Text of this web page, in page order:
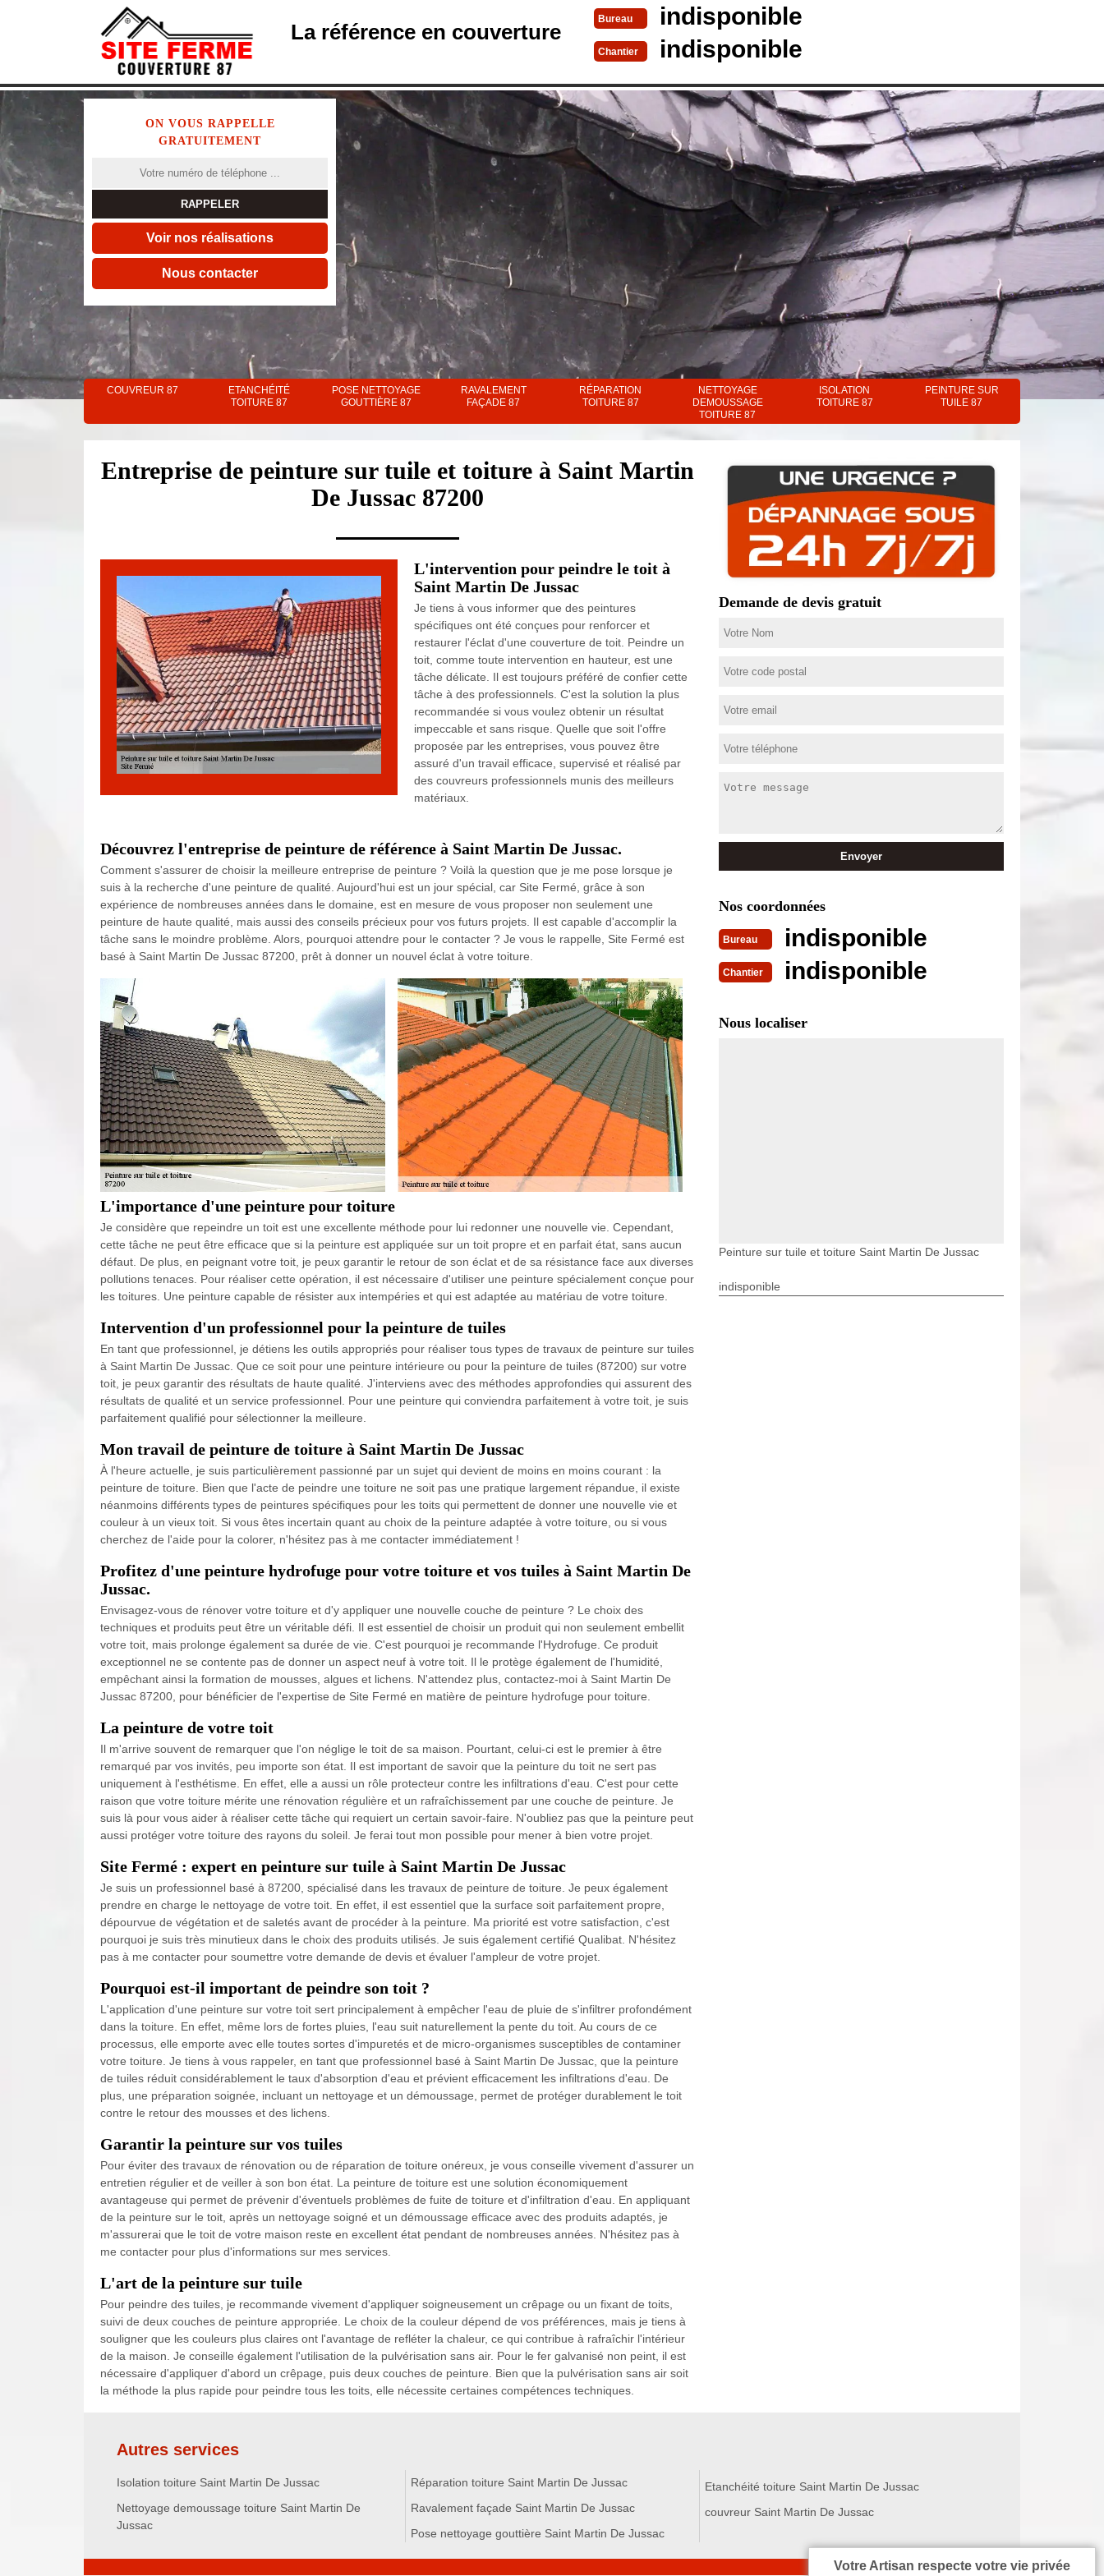
La référence en couverture
Bureau indisponible
Chantier indisponible
ON VOUS RAPPELLE
GRATUITEMENT
Voir nos réalisations
Nous contacter
COUVREUR 87
ETANCHÉITÉ
TOITURE 87
POSE NETTOYAGE
GOUTTIÈRE 87
RAVALEMENT
FAÇADE 87
RÉPARATION
TOITURE 87
NETTOYAGE
DEMOUSSAGE
TOITURE 87
ISOLATION
TOITURE 87
PEINTURE SUR
TUILE 87
Entreprise de peinture sur tuile et toiture à Saint Martin
De Jussac 87200
L'intervention pour peindre le toit à
Saint Martin De Jussac
Je tiens à vous informer que des peintures
spécifiques ont été conçues pour renforcer et
restaurer l'éclat d'une couverture de toit. Peindre un
toit, comme toute intervention en hauteur, est une
tâche délicate. Il est toujours préféré de confier cette
tâche à des professionnels. C'est la solution la plus
recommandée si vous voulez obtenir un résultat
impeccable et sans risque. Quelle que soit l'offre
proposée par les entreprises, vous pouvez être
assuré d'un travail efficace, supervisé et réalisé par
des couvreurs professionnels munis des meilleurs
matériaux.
Découvrez l'entreprise de peinture de référence à Saint Martin De Jussac.
Comment s'assurer de choisir la meilleure entreprise de peinture ? Voilà la question que je me pose lorsque je
suis à la recherche d'une peinture de qualité. Aujourd'hui est un jour spécial, car Site Fermé, grâce à son
expérience de nombreuses années dans le domaine, est en mesure de vous proposer non seulement une
peinture de haute qualité, mais aussi des conseils précieux pour vos futurs projets. Il est capable d'accomplir la
tâche sans le moindre problème. Alors, pourquoi attendre pour le contacter ? Je vous le rappelle, Site Fermé est
basé à Saint Martin De Jussac 87200, prêt à donner un nouvel éclat à votre toiture.
L'importance d'une peinture pour toiture
Je considère que repeindre un toit est une excellente méthode pour lui redonner une nouvelle vie. Cependant,
cette tâche ne peut être efficace que si la peinture est appliquée sur un toit propre et en parfait état, sans aucun
défaut. De plus, en peignant votre toit, je peux garantir le retour de son éclat et de sa résistance face aux diverses
pollutions tenaces. Pour réaliser cette opération, il est nécessaire d'utiliser une peinture spécialement conçue pour
les toitures. Une peinture capable de résister aux intempéries et qui est adaptée au matériau de votre toiture.
Intervention d'un professionnel pour la peinture de tuiles
En tant que professionnel, je détiens les outils appropriés pour réaliser tous types de travaux de peinture sur tuiles
à Saint Martin De Jussac. Que ce soit pour une peinture intérieure ou pour la peinture de tuiles (87200) sur votre
toit, je peux garantir des résultats de haute qualité. J'interviens avec des méthodes approfondies qui assurent des
résultats de qualité et un service professionnel. Pour une peinture qui conviendra parfaitement à votre toit, je suis
parfaitement qualifié pour sélectionner la meilleure.
Mon travail de peinture de toiture à Saint Martin De Jussac
À l'heure actuelle, je suis particulièrement passionné par un sujet qui devient de moins en moins courant : la
peinture de toiture. Bien que l'acte de peindre une toiture ne soit pas une pratique largement répandue, il existe
néanmoins différents types de peintures spécifiques pour les toits qui permettent de donner une nouvelle vie et
couleur à un vieux toit. Si vous êtes incertain quant au choix de la peinture adaptée à votre toiture, ou si vous
cherchez de l'aide pour la colorer, n'hésitez pas à me contacter immédiatement !
Profitez d'une peinture hydrofuge pour votre toiture et vos tuiles à Saint Martin De
Jussac.
Envisagez-vous de rénover votre toiture et d'y appliquer une nouvelle couche de peinture ? Le choix des
techniques et produits peut être un véritable défi. Il est essentiel de choisir un produit qui non seulement embellit
votre toit, mais prolonge également sa durée de vie. C'est pourquoi je recommande l'Hydrofuge. Ce produit
exceptionnel ne se contente pas de donner un aspect neuf à votre toit. Il le protège également de l'humidité,
empêchant ainsi la formation de mousses, algues et lichens. N'attendez plus, contactez-moi à Saint Martin De
Jussac 87200, pour bénéficier de l'expertise de Site Fermé en matière de peinture hydrofuge pour toiture.
La peinture de votre toit
Il m'arrive souvent de remarquer que l'on néglige le toit de sa maison. Pourtant, celui-ci est le premier à être
remarqué par vos invités, peu importe son état. Il est important de savoir que la peinture du toit ne sert pas
uniquement à l'esthétisme. En effet, elle a aussi un rôle protecteur contre les infiltrations d'eau. C'est pour cette
raison que votre toiture mérite une rénovation régulière et un rafraîchissement par une couche de peinture. Je
suis là pour vous aider à réaliser cette tâche qui requiert un certain savoir-faire. N'oubliez pas que la peinture peut
aussi protéger votre toiture des rayons du soleil. Je ferai tout mon possible pour mener à bien votre projet.
Site Fermé : expert en peinture sur tuile à Saint Martin De Jussac
Je suis un professionnel basé à 87200, spécialisé dans les travaux de peinture de toiture. Je peux également
prendre en charge le nettoyage de votre toit. En effet, il est essentiel que la surface soit parfaitement propre,
dépourvue de végétation et de saletés avant de procéder à la peinture. Ma priorité est votre satisfaction, c'est
pourquoi je suis très minutieux dans le choix des produits utilisés. Je suis également certifié Qualibat. N'hésitez
pas à me contacter pour soumettre votre demande de devis et évaluer l'ampleur de votre projet.
Pourquoi est-il important de peindre son toit ?
L'application d'une peinture sur votre toit sert principalement à empêcher l'eau de pluie de s'infiltrer profondément
dans la toiture. En effet, même lors de fortes pluies, l'eau suit naturellement la pente du toit. Au cours de ce
processus, elle emporte avec elle toutes sortes d'impuretés et de micro-organismes susceptibles de contaminer
votre toiture. Je tiens à vous rappeler, en tant que professionnel basé à Saint Martin De Jussac, que la peinture
de tuiles réduit considérablement le taux d'absorption d'eau et prévient efficacement les infiltrations d'eau. De
plus, une préparation soignée, incluant un nettoyage et un démoussage, permet de protéger durablement le toit
contre le retour des mousses et des lichens.
Garantir la peinture sur vos tuiles
Pour éviter des travaux de rénovation ou de réparation de toiture onéreux, je vous conseille vivement d'assurer un
entretien régulier et de veiller à son bon état. La peinture de toiture est une solution économiquement
avantageuse qui permet de prévenir d'éventuels problèmes de fuite de toiture et d'infiltration d'eau. En appliquant
de la peinture sur le toit, après un nettoyage soigné et un démoussage efficace avec des produits adaptés, je
m'assurerai que le toit de votre maison reste en excellent état pendant de nombreuses années. N'hésitez pas à
me contacter pour plus d'informations sur mes services.
L'art de la peinture sur tuile
Pour peindre des tuiles, je recommande vivement d'appliquer soigneusement un crêpage ou un fixant de toits,
suivi de deux couches de peinture appropriée. Le choix de la couleur dépend de vos préférences, mais je tiens à
souligner que les couleurs plus claires ont l'avantage de refléter la chaleur, ce qui contribue à rafraîchir l'intérieur
de la maison. Je conseille également l'utilisation de la pulvérisation sans air. Pour le fer galvanisé non peint, il est
nécessaire d'appliquer d'abord un crêpage, puis deux couches de peinture. Bien que la pulvérisation sans air soit
la méthode la plus rapide pour peindre tous les toits, elle nécessite certaines compétences techniques.
Demande de devis gratuit
Nos coordonnées
Bureau indisponible
Chantier indisponible
Nous localiser
Peinture sur tuile et toiture Saint Martin De Jussac
indisponible
Autres services
Isolation toiture Saint Martin De Jussac
Nettoyage demoussage toiture Saint Martin De
Jussac
Réparation toiture Saint Martin De Jussac
Ravalement façade Saint Martin De Jussac
Pose nettoyage gouttière Saint Martin De Jussac
Etanchéité toiture Saint Martin De Jussac
couvreur Saint Martin De Jussac
Votre Artisan respecte votre vie privée